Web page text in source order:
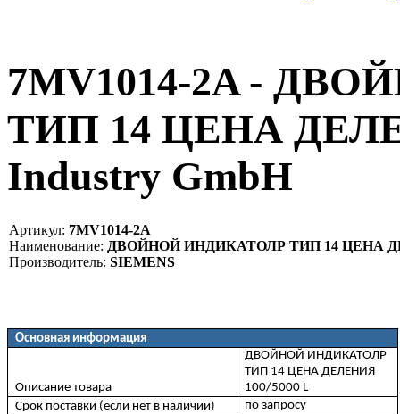
7MV1014-2A -
ТИП 14 ЦЕНА
Industry GmbH
Артикул: 7MV1014-2A
Наименование: ДВОЙНОЙ ИНДИКАТОЛР ТИП 14 ЦЕНА
Производитель: SIEMENS
Основная информация
Описание товара
ДВОЙНОЙ ИНДИКАТОЛР
ТИП 14 ЦЕНА ДЕЛЕНИЯ
100/5000 L
Срок поставки (если нет в наличии)
по запросу